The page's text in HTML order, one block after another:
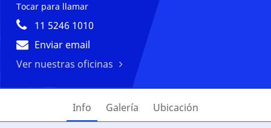
Tocar para llamar
11 5246 1010
Enviar email
Ver nuestras oficinas
Info Galería Ubicación